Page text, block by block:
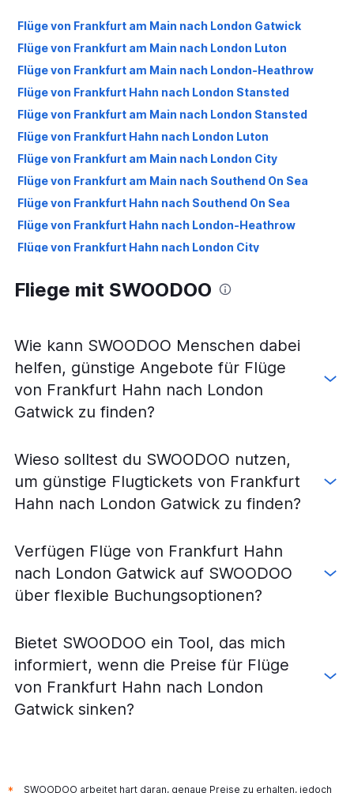
Flüge von Frankfurt am Main nach London Gatwick
Flüge von Frankfurt am Main nach London Luton
Flüge von Frankfurt am Main nach London-Heathrow
Flüge von Frankfurt Hahn nach London Stansted
Flüge von Frankfurt am Main nach London Stansted
Flüge von Frankfurt Hahn nach London Luton
Flüge von Frankfurt am Main nach London City
Flüge von Frankfurt am Main nach Southend On Sea
Flüge von Frankfurt Hahn nach Southend On Sea
Flüge von Frankfurt Hahn nach London-Heathrow
Flüge von Frankfurt Hahn nach London City
Fliege mit SWOODOO
Wie kann SWOODOO Menschen dabei
helfen, günstige Angebote für Flüge
von Frankfurt Hahn nach London
Gatwick zu finden?
Wieso solltest du SWOODOO nutzen,
um günstige Flugtickets von Frankfurt
Hahn nach London Gatwick zu finden?
Verfügen Flüge von Frankfurt Hahn
nach London Gatwick auf SWOODOO
über flexible Buchungsoptionen?
Bietet SWOODOO ein Tool, das mich
informiert, wenn die Preise für Flüge
von Frankfurt Hahn nach London
Gatwick sinken?
SWOODOO arbeitet hart daran, genaue Preise zu erhalten, jedoch